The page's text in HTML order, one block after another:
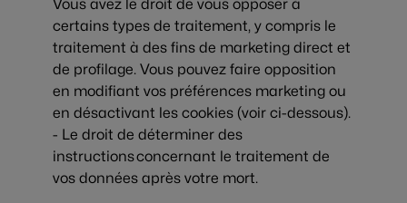
Vous avez le droit de vous opposer à
certains types de traitement, y compris le
traitement à des fins de marketing direct et
de profilage. Vous pouvez faire opposition
en modifiant vos préférences marketing ou
en désactivant les cookies (voir ci-dessous).
- Le droit de déterminer des
instructions concernant le traitement de
vos données après votre mort.